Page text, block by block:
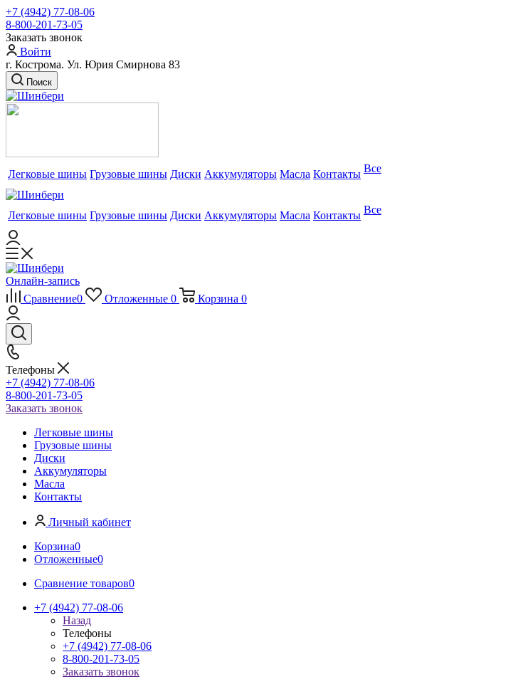
+7 (4942) 77-08-06
8-800-201-73-05
Заказать звонок
Войти
г. Кострома. Ул. Юрия Смирнова 83
Поиск
Легковые шины Грузовые шины Диски Аккумуляторы Масла Контакты Все
Легковые шины Грузовые шины Диски Аккумуляторы Масла Контакты Все
Онлайн-запись
Сравнение0 Отложенные 0 Корзина 0
Телефоны
+7 (4942) 77-08-06
8-800-201-73-05
Заказать звонок
Легковые шины
Грузовые шины
Диски
Аккумуляторы
Масла
Контакты
Личный кабинет
Корзина0
Отложенные0
Сравнение товаров0
+7 (4942) 77-08-06
Назад
Телефоны
+7 (4942) 77-08-06
8-800-201-73-05
Заказать звонок